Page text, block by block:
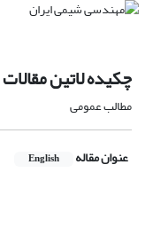
چکیده لاتین مقالات
مطالب عمومی
عنوان مقاله English